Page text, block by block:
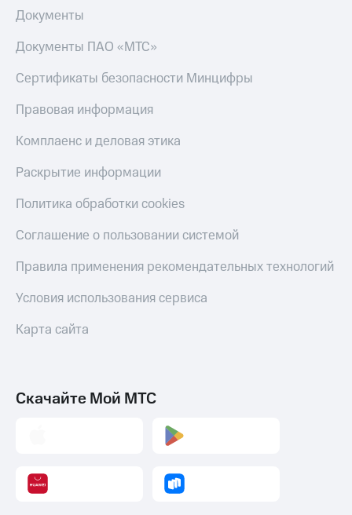
интернета
ТВ
Переводы
с
на карту
МТС Pay
Оплата
коду
Смартфоны
Наушники
часы
Документы
Документы ПАО «МТС»
Сертификаты безопасности Минцифры
Правовая информация
Комплаенс и деловая этика
Раскрытие информации
Политика обработки cookies
Соглашение о пользовании системой
Правила применения рекомендательных технологий
Условия использования сервиса
Карта сайта
Скачайте Мой МТС